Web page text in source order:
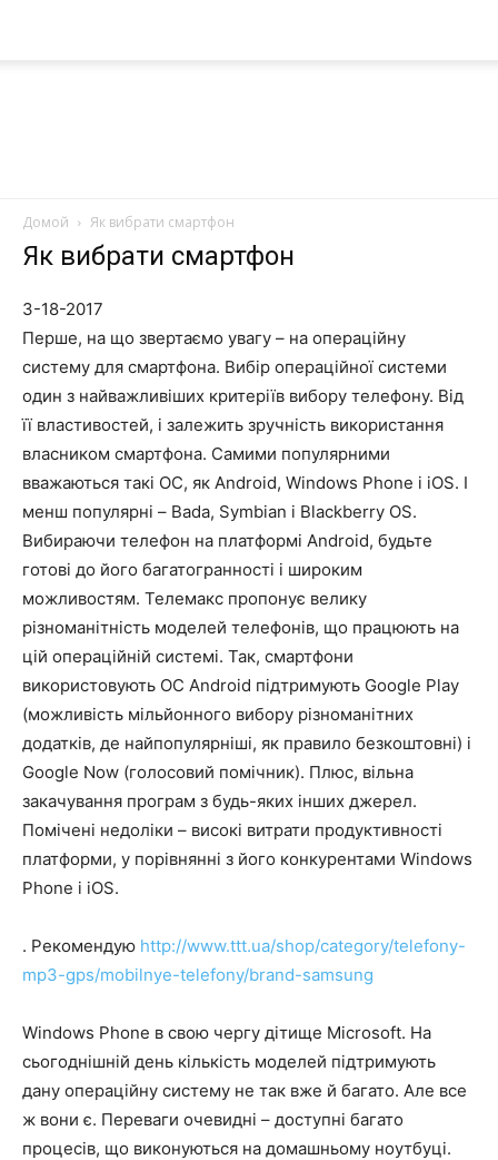
Nanoplast
Домой Як вибрати смартфон
Як вибрати смартфон
3-18-2017
Перше, на що звертаємо увагу – на операційну
систему для смартфона. Вибір операційної системи
один з найважливіших критеріїв вибору телефону. Від
її властивостей, і залежить зручність використання
власником смартфона. Самими популярними
вважаються такі ОС, як Android, Windows Phone і iOS. І
менш популярні – Bada, Symbian і Blackberry OS.
Вибираючи телефон на платформі Android, будьте
готові до його багатогранності і широким
можливостям. Телемакс пропонує велику
різноманітність моделей телефонів, що працюють на
цій операційній системі. Так, смартфони
використовують ОС Android підтримують Google Play
(можливість мільйонного вибору різноманітних
додатків, де найпопулярніші, як правило безкоштовні) і
Google Now (голосовий помічник). Плюс, вільна
закачування програм з будь-яких інших джерел.
Помічені недоліки – високі витрати продуктивності
платформи, у порівнянні з його конкурентами Windows
Phone і iOS.
. Рекомендую http://www.ttt.ua/shop/category/telefony-
mp3-gps/mobilnye-telefony/brand-samsung
Windows Phone в свою чергу дітище Microsoft. На
сьогоднішній день кількість моделей підтримують
дану операційну систему не так вже й багато. Але все
ж вони є. Переваги очевидні – доступні багато
процесів, що виконуються на домашньому ноутбуці.